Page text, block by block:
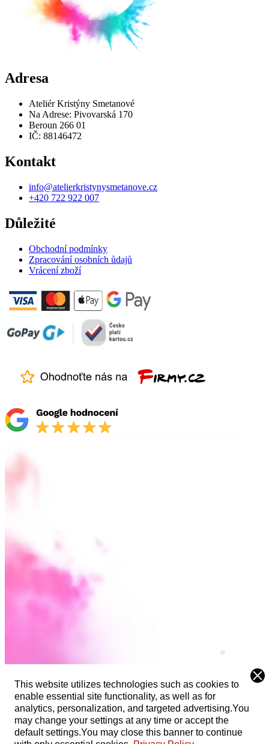
This website utilizes technologies such as cookies to
enable essential site functionality, as well as for
analytics, personalization, and targeted advertising.You
may change your settings at any time or accept the
default settings.You may close this banner to continue
Adresa
Ateliér Kristýny Smetanové
Na Adrese: Pivovarská 170
Beroun 266 01
IČ: 88146472
Kontakt
info@atelierkristynysmetanove.cz
+420 722 922 007
Důležité
Obchodní podmínky
Zpracování osobních ůdajů
Vrácení zboží